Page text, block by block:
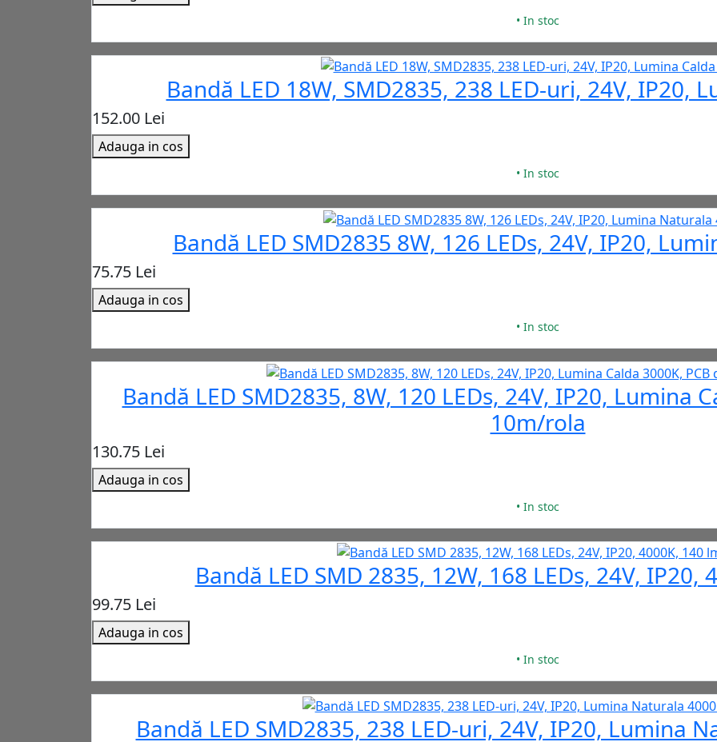
• In stoc
Bandă LED 18W, SMD2835, 238 LED-uri, 24V, IP20,
152.00 Lei
Adauga in cos
• In stoc
Bandă LED SMD2835 8W, 126 LEDs, 24V, IP20,
75.75 Lei
Adauga in cos
• In stoc
Bandă LED SMD2835, 8W, 120 LEDs, 24V, IP20, Lumina
10m/rola
130.75 Lei
Adauga in cos
• In stoc
Bandă LED SMD 2835, 12W, 168 LEDs, 24V, IP20,
99.75 Lei
Adauga in cos
• In stoc
Bandă LED SMD2835, 238 LED-uri, 24V, IP20, Lumina